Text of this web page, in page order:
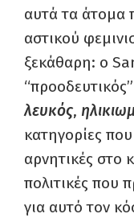
αυτά τα άτομα
αστικού
ξεκάθαρη: ο
λευκός,
κατηγορίες
αρνητικές στο
πολιτικές που
για αυτό τον